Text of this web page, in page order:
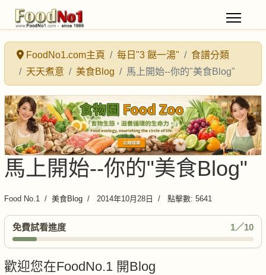
FoodNo1.com主頁 每日"3 餸一湯"
食譜分類
天天煮意
美食Blog 馬上開始--你的"美食Blog"
馬上開始--你的"美食Blog"
Food No.1 美食Blog 2014年10月28日 點擊數: 5641
免費試看進度 1／10
歡迎您在FoodNo.1 開Blog